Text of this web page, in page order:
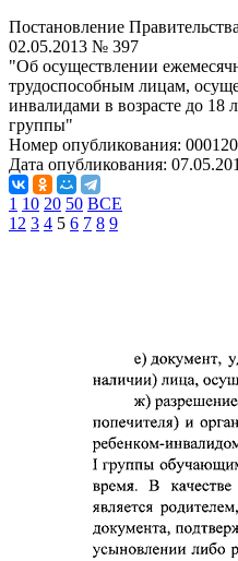
Постановление
02.05.2013 № 397
"Об осуществлении
трудоспособным лицам,
инвалидами в возрасте до 18
группы"
Номер опубликования:
Дата опубликования:
1 10 20 50 ВСЕ
1 2 3 4 5 6 7 8 9